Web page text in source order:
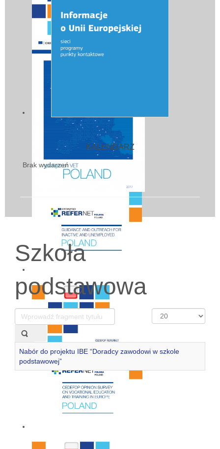
KALENDARZ
Brak wydarzeń
Szkoła
podstawowa
Wprowadź
fragment
tytułu
Pokaż
#
Nabór do projektu IBE “Doradcy zawodowi w szkole
podstawowej”